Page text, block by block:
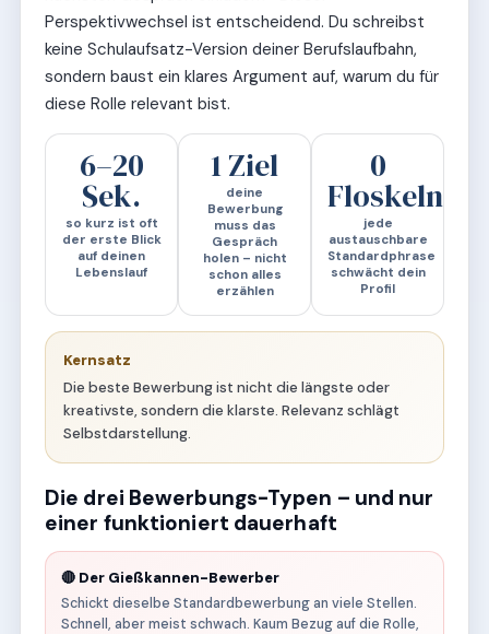
Perspektivwechsel ist entscheidend. Du schreibst
keine Schulaufsatz-Version deiner Berufslaufbahn,
sondern baust ein klares Argument auf, warum du für
diese Rolle relevant bist.
6–20
Sek.
so kurz ist oft
der erste Blick
auf deinen
Lebenslauf
1 Ziel
deine
Bewerbung
muss das
Gespräch
holen – nicht
schon alles
erzählen
0
Floskeln
jede
austauschbare
Standardphrase
schwächt dein
Profil
Kernsatz
Die beste Bewerbung ist nicht die längste oder
kreativste, sondern die klarste. Relevanz schlägt
Selbstdarstellung.
Die drei Bewerbungs-Typen – und nur
einer funktioniert dauerhaft
🔴 Der Gießkannen-Bewerber
Schickt dieselbe Standardbewerbung an viele Stellen.
Schnell, aber meist schwach. Kaum Bezug auf die Rolle,